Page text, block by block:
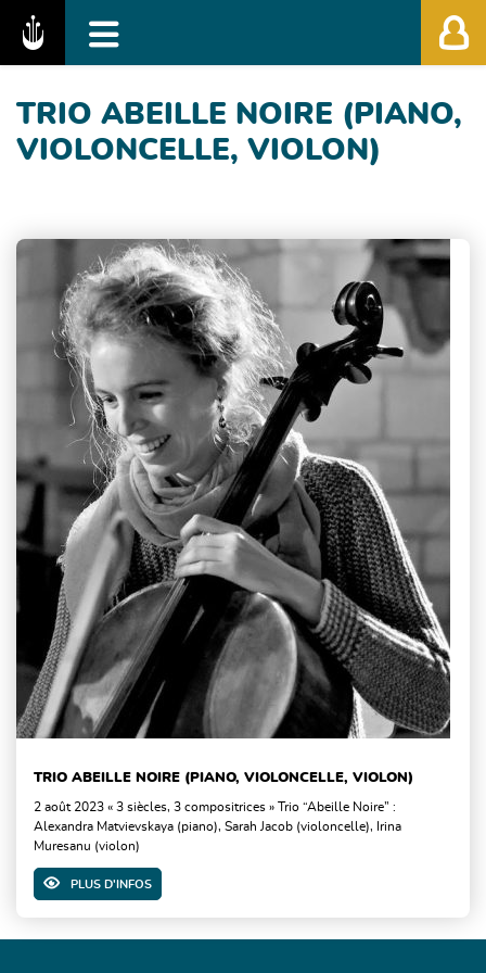
Fédération des Festivals de Musique
TRIO ABEILLE NOIRE (PIANO,
VIOLONCELLE, VIOLON)
TRIO ABEILLE NOIRE (PIANO, VIOLONCELLE, VIOLON)
2 août 2023 « 3 siècles, 3 compositrices » Trio “Abeille Noire” :
Alexandra Matvievskaya (piano), Sarah Jacob (violoncelle), Irina
Muresanu (violon)
PLUS D'INFOS